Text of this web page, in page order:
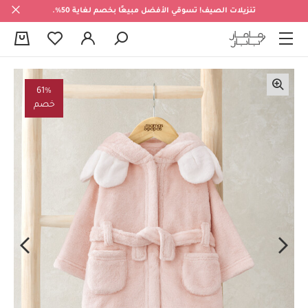
تنزيلات الصيف! تسوقي الأفضل مبيعًا بخصم لغاية 50%.
61%
خصم